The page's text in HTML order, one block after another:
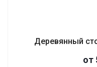
Деревянный
от